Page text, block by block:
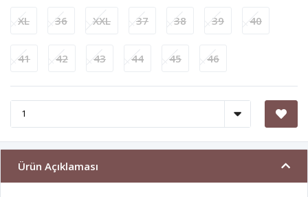
XL 36 XXL 37 38 39 40
41 42 43 44 45 46
Ürün Açıklaması